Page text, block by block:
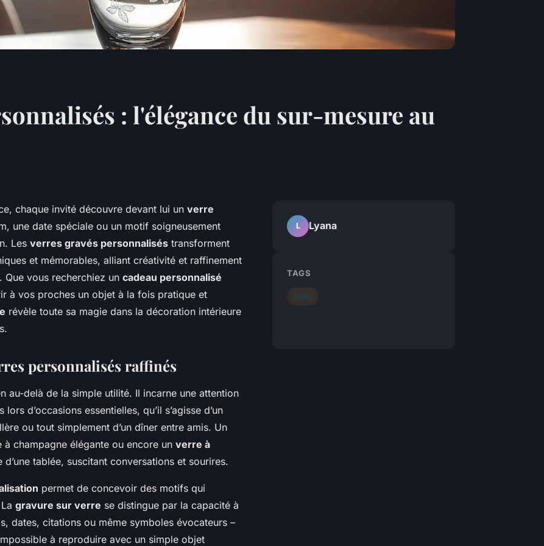
: l'élégance du sur-mesure au
chaque invité découvre devant lui un verre
une date spéciale ou un motif soigneusement
Les verres gravés personnalisés transforment
et mémorables, alliant créativité et raffinement
. Que vous recherchiez un cadeau personnalisé
à vos proches un objet à la fois pratique et
révèle toute sa magie dans la décoration intérieure
personnalisés raffinés
au-delà de la simple utilité. Il incarne une attention
d’occasions essentielles, qu’il s’agisse d’un
ou tout simplement d’un dîner entre amis. Un
à champagne élégante ou encore un verre à
d’une tablée, suscitant conversations et sourires.
permet de concevoir des motifs qui
gravure sur verre se distingue par la capacité à
dates, citations ou même symboles évocateurs –
à reproduire avec un simple objet
L Lyana
TAGS
Deco